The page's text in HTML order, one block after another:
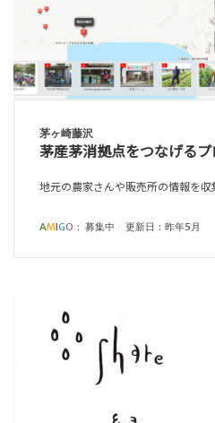
茅ヶ崎藤沢
茅産茅消拠点をつなげるプ
地元の農家さんや販売所の情報を収
AMIGO ： 募集中 更新日：昨年5月